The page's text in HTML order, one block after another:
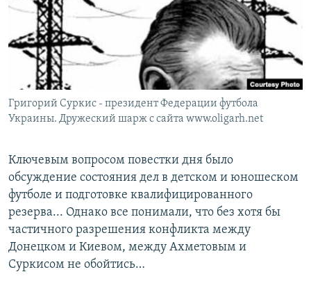
ПОДПИШИТЕСЬ НА РАССЫЛКУ
СОЦИАЛЬНЫЕ СЕТИ
Григорий Суркис - президент Федерации футбола
Украины. Дружеский шарж с сайта www.oligarh.net
Ключевым вопросом повестки дня было
обсуждение состояния дел в детском и юношеском
футболе и подготовке квалифицированного
резерва... Однако все понимали, что без хотя бы
частичного разрешения конфликта между
Донецком и Киевом, между Ахметовым и
Суркисом не обойтись…